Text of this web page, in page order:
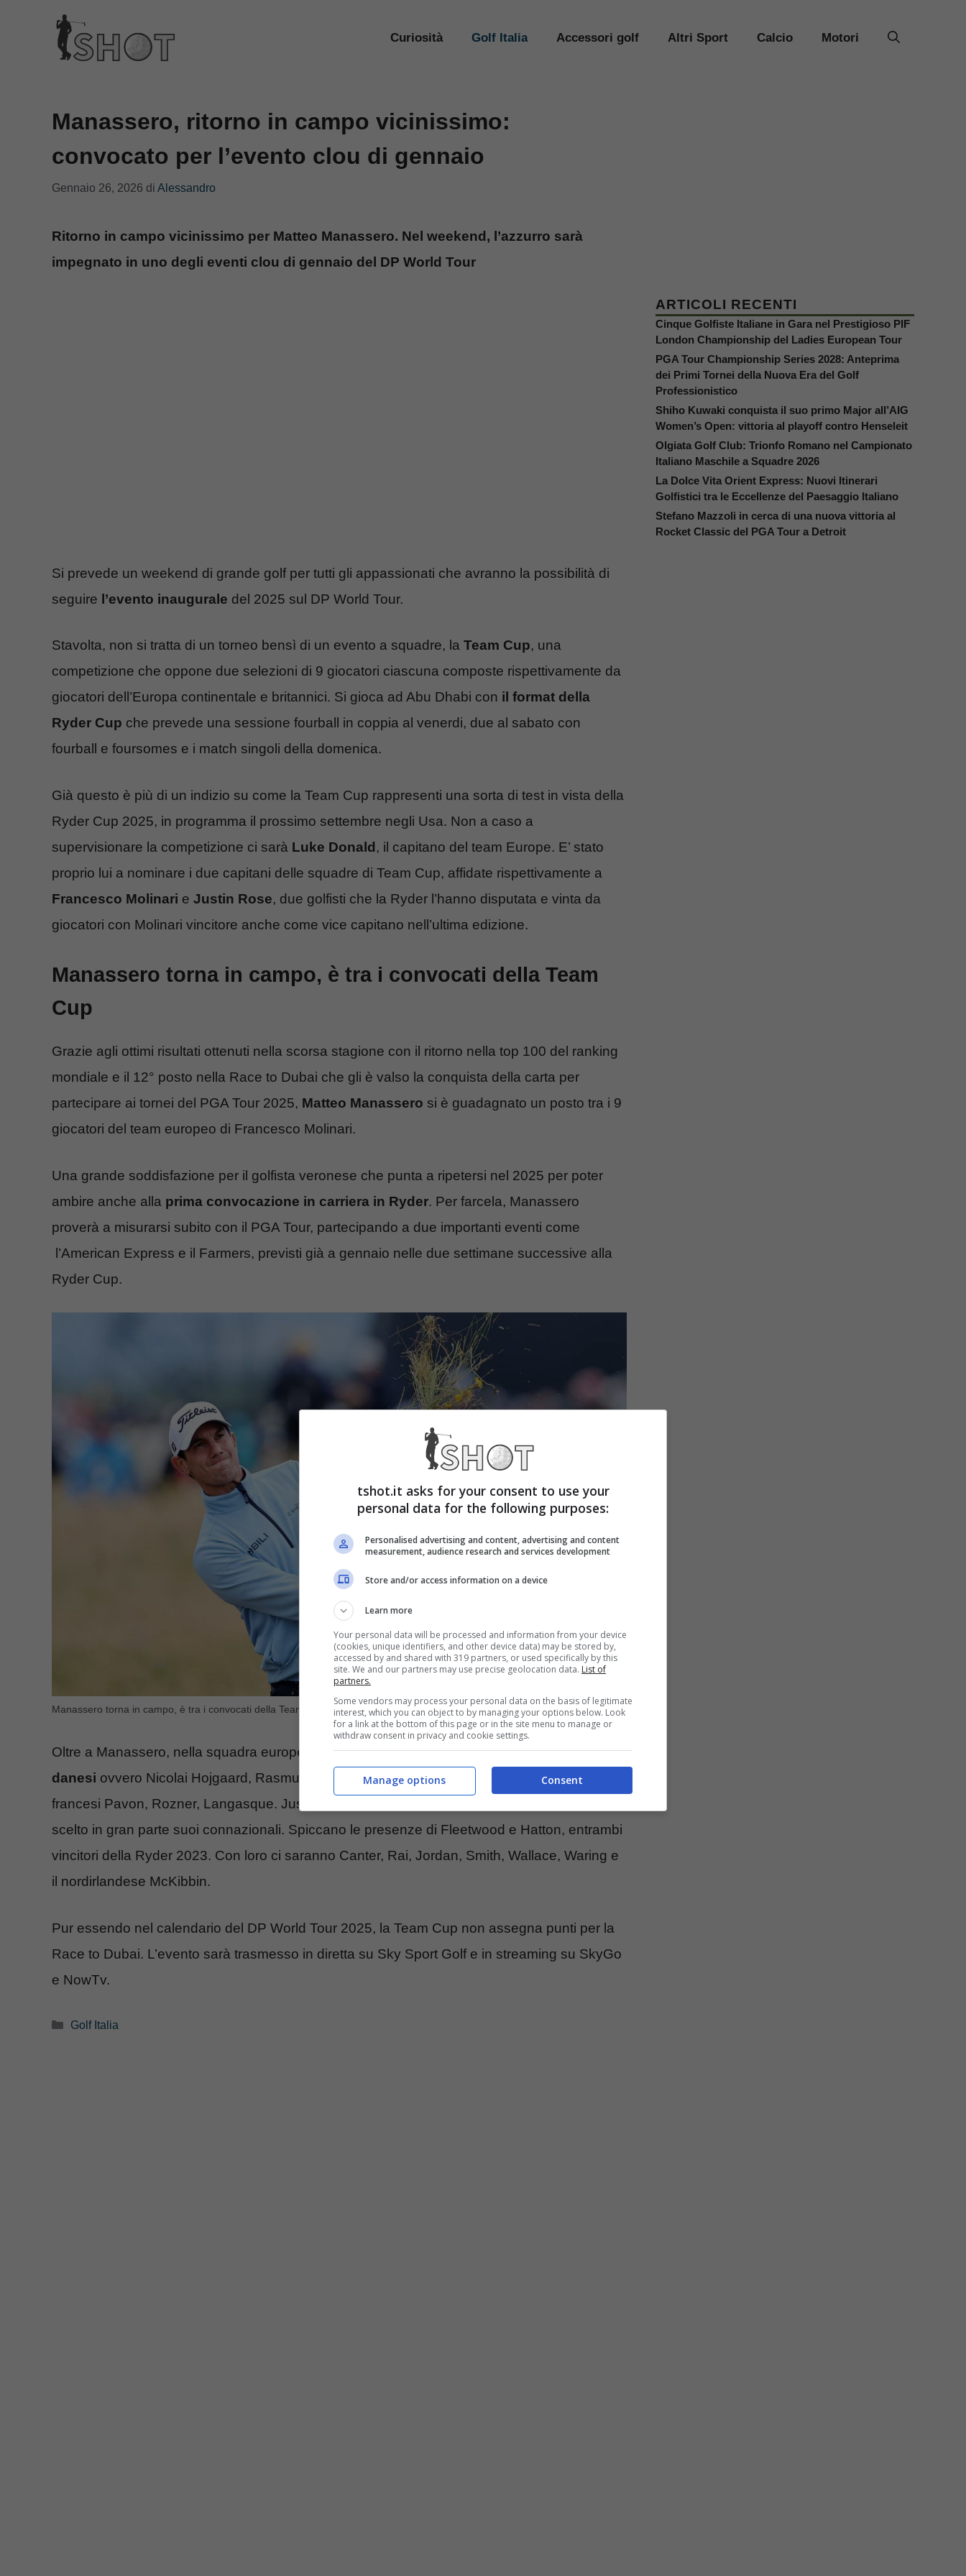
contenuto
Curiosità Golf Italia Accessori golf Altri Sport Calcio Motori
Manassero, ritorno in campo vicinissimo:
convocato per l’evento clou di gennaio
Gennaio 26, 2026 di Alessandro
Ritorno in campo vicinissimo per Matteo Manassero. Nel weekend, l’azzurro sarà
impegnato in uno degli eventi clou di gennaio del DP World Tour
Si prevede un weekend di grande golf per tutti gli appassionati che avranno la possibilità di
seguire l’evento inaugurale del 2025 sul DP World Tour.
Stavolta, non si tratta di un torneo bensì di un evento a squadre, la Team Cup, una
competizione che oppone due selezioni di 9 giocatori ciascuna composte rispettivamente da
giocatori dell’Europa continentale e britannici. Si gioca ad Abu Dhabi con il format della
Ryder Cup che prevede una sessione fourball in coppia al venerdi, due al sabato con
fourball e foursomes e i match singoli della domenica.
Già questo è più di un indizio su come la Team Cup rappresenti una sorta di test in vista della
Ryder Cup 2025, in programma il prossimo settembre negli Usa. Non a caso a
supervisionare la competizione ci sarà Luke Donald, il capitano del team Europe. E’ stato
proprio lui a nominare i due capitani delle squadre di Team Cup, affidate rispettivamente a
Francesco Molinari e Justin Rose, due golfisti che la Ryder l’hanno disputata e vinta da
giocatori con Molinari vincitore anche come vice capitano nell’ultima edizione.
Manassero torna in campo, è tra i convocati della Team
Cup
Grazie agli ottimi risultati ottenuti nella scorsa stagione con il ritorno nella top 100 del ranking
mondiale e il 12° posto nella Race to Dubai che gli è valso la conquista della carta per
partecipare ai tornei del PGA Tour 2025, Matteo Manassero si è guadagnato un posto tra i 9
giocatori del team europeo di Francesco Molinari.
Una grande soddisfazione per il golfista veronese che punta a ripetersi nel 2025 per poter
ambire anche alla prima convocazione in carriera in Ryder. Per farcela, Manassero
proverà a misurarsi subito con il PGA Tour, partecipando a due importanti eventi come
l’American Express e il Farmers, previsti già a gennaio nelle due settimane successive alla
Ryder Cup.
Manassero torna in campo, è tra i convocati della Team Cup – Tshot.it (Foto Ansa)
Oltre a Manassero, nella squadra europeo della Team Cup ci sarannoben cinque golfisti
danesi ovvero Nicolai Hojgaard, Rasmus Hojgaard, Neergaard, Norgaard, Olesen e i tre
francesi Pavon, Rozner, Langasque. Justin Rose, invece, per la selezione britannica ha
scelto in gran parte suoi connazionali. Spiccano le presenze di Fleetwood e Hatton, entrambi
vincitori della Ryder 2023. Con loro ci saranno Canter, Rai, Jordan, Smith, Wallace, Waring e
il nordirlandese McKibbin.
Pur essendo nel calendario del DP World Tour 2025, la Team Cup non assegna punti per la
Race to Dubai. L’evento sarà trasmesso in diretta su Sky Sport Golf e in streaming su SkyGo
e NowTv.
Categorie
Golf Italia
ARTICOLI RECENTI
Cinque Golfiste Italiane in Gara nel Prestigioso PIF
London Championship del Ladies European Tour
PGA Tour Championship Series 2028: Anteprima
dei Primi Tornei della Nuova Era del Golf
Professionistico
Shiho Kuwaki conquista il suo primo Major all’AIG
Women’s Open: vittoria al playoff contro Henseleit
Olgiata Golf Club: Trionfo Romano nel Campionato
Italiano Maschile a Squadre 2026
La Dolce Vita Orient Express: Nuovi Itinerari
Golfistici tra le Eccellenze del Paesaggio Italiano
Stefano Mazzoli in cerca di una nuova vittoria al
Rocket Classic del PGA Tour a Detroit
tshot.it asks for your consent to use your
personal data for the following purposes:
Personalised advertising and content, advertising and content
measurement, audience research and services development
Store and/or access information on a device
Learn more
Your personal data will be processed and information from your device
(cookies, unique identifiers, and other device data) may be stored by,
accessed by and shared with 319 partners, or used specifically by this
site. We and our partners may use precise geolocation data. List of
partners.
Some vendors may process your personal data on the basis of legitimate
interest, which you can object to by managing your options below. Look
for a link at the bottom of this page or in the site menu to manage or
withdraw consent in privacy and cookie settings.
Consent
Manage options